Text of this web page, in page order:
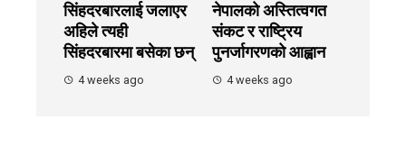
सिंहदरबारलाई जलाएर
अहिले त्यही
सिंहदरबारमा बसेका छन्
4 weeks ago
नेपालको अस्तित्वगत
संकट र राष्ट्रिय
पुनर्जागरणको आह्वान
4 weeks ago